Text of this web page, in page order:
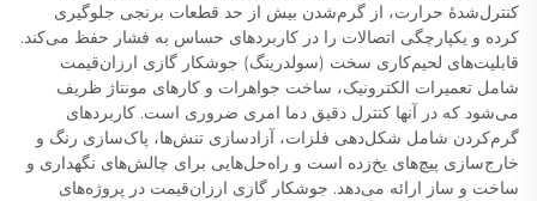
کنترل‌شدهٔ حرارت، از گرم‌شدن بیش از حد قطعات برنجی جلوگیری
کرده و یکپارچگی اتصالات را در کاربردهای حساس به فشار حفظ می‌کند.
قابلیت‌های لحیم‌کاری سخت (سولدرینگ) جوشکار گازی ارزان‌قیمت
شامل تعمیرات الکترونیک، ساخت جواهرات و کارهای مونتاژ ظریف
می‌شود که در آنها کنترل دقیق دما امری ضروری است. کاربردهای
گرم‌کردن شامل شکل‌دهی فلزات، آزادسازی تنش‌ها، پاک‌سازی رنگ و
خارج‌سازی پیچ‌های یخ‌زده است و راه‌حل‌هایی برای چالش‌های نگهداری و
ساخت و ساز ارائه می‌دهد. جوشکار گازی ارزان‌قیمت در پروژه‌های